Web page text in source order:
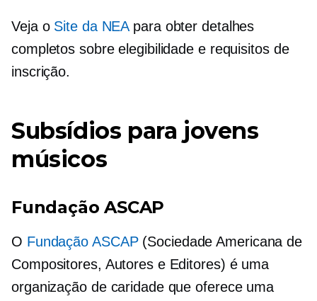
Veja o Site da NEApara obter detalhes
completos sobre elegibilidade e requisitos de
inscrição.
Subsídios para jovens
músicos
Fundação ASCAP
O Fundação ASCAP(Sociedade Americana de
Compositores, Autores e Editores) é uma
organização de caridade que oferece uma